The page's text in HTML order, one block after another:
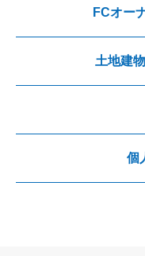
FCオー
土地建
個